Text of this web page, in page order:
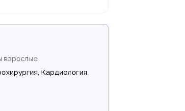
взрослые
Кардиология,